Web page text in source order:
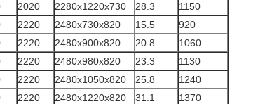
2020 2280x1220x730 28.3
1150
2220 2480x730x820 15.5
920
2220 2480x900x820 20.8
1060
2220 2480x980x820 23.3
1130
2220 2480x1050x820 25.8
1240
2220 2480x1220x820 31.1
1370